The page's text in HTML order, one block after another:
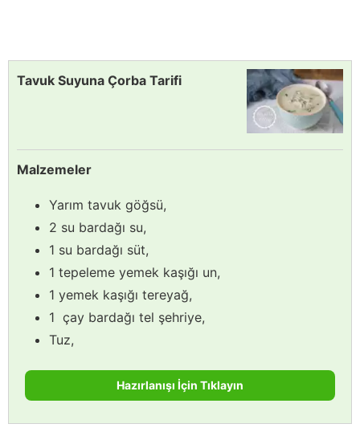
Tavuk Suyuna Çorba Tarifi
Malzemeler
Yarım tavuk göğsü,
2 su bardağı su,
1 su bardağı süt,
1 tepeleme yemek kaşığı un,
1 yemek kaşığı tereyağ,
1 çay bardağı tel şehriye,
Tuz,
Hazırlanışı İçin Tıklayın